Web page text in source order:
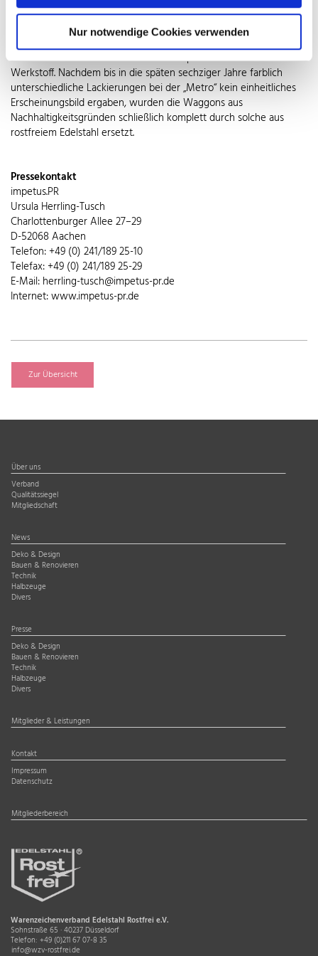
Nur notwendige Cookies verwenden
Edelstahl Rostfrei mit Qualitätssiegel vertreten. Sie geben in Zügen
und U-Bahnen mehr Sicht und optische Weite. Die New Yorker U-
Bahn glänzt zudem äußerlich mit dem Einsatz von rostfreiem
Edelstahl – besteht doch ihre Hülle komplett aus dem robusten
Werkstoff. Nachdem bis in die späten sechziger Jahre farblich
unterschiedliche Lackierungen bei der „Metro“ kein einheitliches
Erscheinungsbild ergaben, wurden die Waggons aus
Nachhaltigkeitsgründen schließlich komplett durch solche aus
rostfreiem Edelstahl ersetzt.
Pressekontakt
impetus.PR
Ursula Herrling-Tusch
Charlottenburger Allee 27–29
D-52068 Aachen
Telefon: +49 (0) 241/189 25-10
Telefax: +49 (0) 241/189 25-29
E-Mail: herrling-tusch@impetus-pr.de
Internet: www.impetus-pr.de
Zur Übersicht
Über uns
Verband
Qualitätssiegel
Mitgliedschaft
News
Deko & Design
Bauen & Renovieren
Technik
Halbzeuge
Divers
Presse
Deko & Design
Bauen & Renovieren
Technik
Halbzeuge
Divers
Mitglieder & Leistungen
Kontakt
Impressum
Datenschutz
Mitgliederbereich
Warenzeichenverband Edelstahl Rostfrei e.V.
Sohnstraße 65 · 40237 Düsseldorf
Telefon: +49 (0)211 67 07-8 35
info@wzv-rostfrei.de